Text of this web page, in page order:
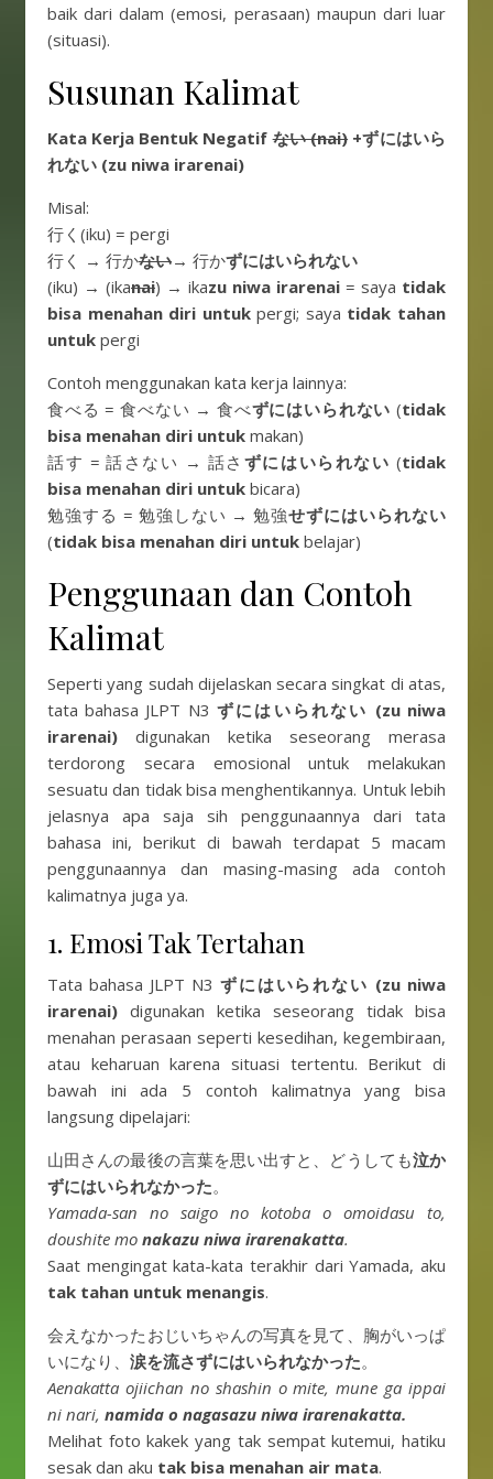
baik dari dalam (emosi, perasaan) maupun dari luar
(situasi).
Susunan Kalimat
Kata Kerja Bentuk Negatifない (nai) +ずにはいら
れない (zu niwa irarenai)
Misal:
行く(iku) = pergi
行く → 行かない→ 行かずにはいられない
(iku) → (ikanai) → ikazu niwa irarenai = saya tidak
bisa menahan diri untukpergi; saya tidak tahan
untuk pergi
Contoh menggunakan kata kerja lainnya:
食べる = 食べない → 食べずにはいられない (tidak
bisa menahan diri untuk makan)
話す = 話さない → 話さ ずにはいられない (tidak
bisa menahan diri untuk bicara)
勉強する = 勉強しない → 勉強せずにはいられない
(tidak bisa menahan diri untuk belajar)
Penggunaan dan Contoh
Kalimat
Seperti yang sudah dijelaskan secara singkat di atas,
tata bahasa JLPT N3 ずにはいられない (zu niwa
irarenai) digunakan ketika seseorang merasa
terdorong secara emosional untuk melakukan
sesuatu dan tidak bisa menghentikannya. Untuk lebih
jelasnya apa saja sih penggunaannya dari tata
bahasa ini, berikut di bawah terdapat 5 macam
penggunaannya dan masing-masing ada contoh
kalimatnya juga ya.
1. Emosi Tak Tertahan
Tata bahasa JLPT N3 ずにはいられない (zu niwa
irarenai) digunakan ketika seseorang tidak bisa
menahan perasaan seperti kesedihan, kegembiraan,
atau keharuan karena situasi tertentu. Berikut di
bawah ini ada 5 contoh kalimatnya yang bisa
langsung dipelajari:
山田さんの最後の言葉を思い出すと、どうしても泣か
ずにはいられなかった。
Yamada-san no saigo no kotoba o omoidasu to,
doushite mo nakazu niwa irarenakatta.
Saat mengingat kata-kata terakhir dari Yamada, aku
tak tahan untuk menangis.
会えなかったおじいちゃんの写真を見て、胸がいっぱ
いになり、 涙を流さずにはいられなかった。
Aenakatta ojiichan no shashin o mite, mune ga ippai
ni nari, namida o nagasazu niwa irarenakatta.
Melihat foto kakek yang tak sempat kutemui, hatiku
sesak dan aku tak bisa menahan air mata.